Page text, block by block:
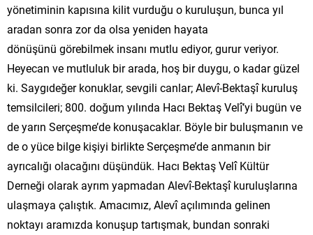
yönetiminin kapısına kilit vurduğu o kuruluşun, bunca yıl
aradan sonra zor da olsa yeniden hayata
dönüşünü görebilmek insanı mutlu ediyor, gurur veriyor.
Heyecan ve mutluluk bir arada, hoş bir duygu, o kadar güzel
ki. Saygıdeğer konuklar, sevgili canlar; Alevî-Bektaşî kuruluş
temsilcileri; 800. doğum yılında Hacı Bektaş Velî’yi bugün ve
de yarın Serçeşme’de konuşacaklar. Böyle bir buluşmanın ve
de o yüce bilge kişiyi birlikte Serçeşme’de anmanın bir
ayrıcalığı olacağını düşündük. Hacı Bektaş Velî Kültür
Derneği olarak ayrım yapmadan Alevî-Bektaşî kuruluşlarına
ulaşmaya çalıştık. Amacımız, Alevî açılımında gelinen
noktayı aramızda konuşup tartışmak, bundan sonraki